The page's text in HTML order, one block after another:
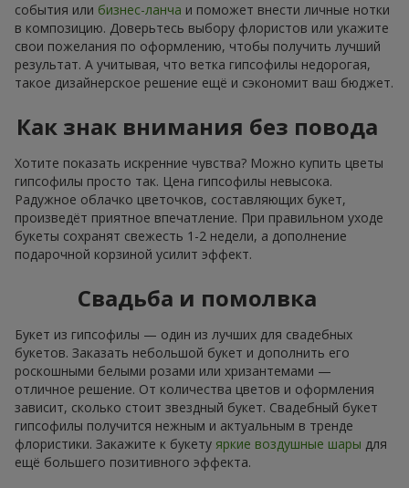
события или бизнес-ланча и поможет внести личные нотки
в композицию. Доверьтесь выбору флористов или укажите
свои пожелания по оформлению, чтобы получить лучший
результат. А учитывая, что ветка гипсофилы недорогая,
такое дизайнерское решение ещё и сэкономит ваш бюджет.
Как знак внимания без повода
Хотите показать искренние чувства? Можно купить цветы
гипсофилы просто так. Цена гипсофилы невысока.
Радужное облачко цветочков, составляющих букет,
произведёт приятное впечатление. При правильном уходе
букеты сохранят свежесть 1-2 недели, а дополнение
подарочной корзиной усилит эффект.
Свадьба и помолвка
Букет из гипсофилы — один из лучших для свадебных
букетов. Заказать небольшой букет и дополнить его
роскошными белыми розами или хризантемами —
отличное решение. От количества цветов и оформления
зависит, сколько стоит звездный букет. Свадебный букет
гипсофилы получится нежным и актуальным в тренде
флористики. Закажите к букету яркие воздушные шары для
ещё большего позитивного эффекта.